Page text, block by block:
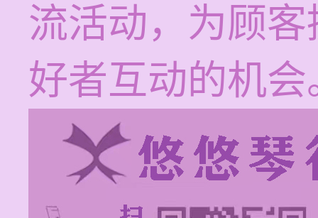
流活动，为顾
好者互动的机会